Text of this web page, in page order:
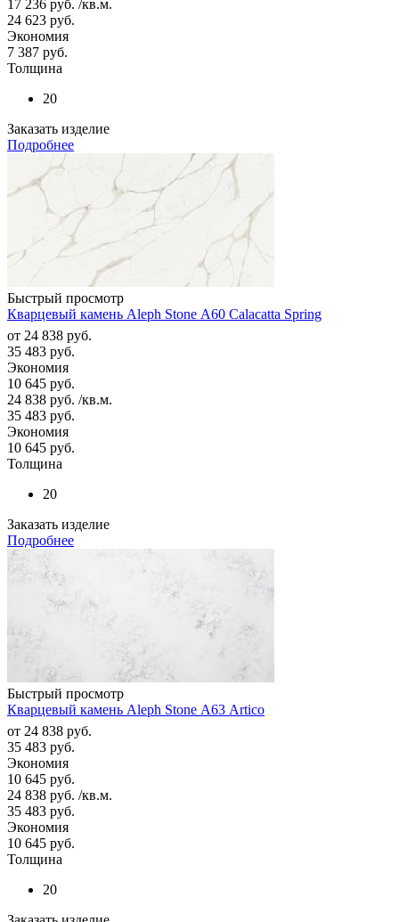
17 236 руб. /кв.м.
24 623 руб.
Экономия
7 387 руб.
Толщина
20
Заказать изделие
Подробнее
Быстрый просмотр
Кварцевый камень Aleph Stone А60 Calacatta Spring
от 24 838 руб.
35 483 руб.
Экономия
10 645 руб.
24 838 руб. /кв.м.
35 483 руб.
Экономия
10 645 руб.
Толщина
20
Заказать изделие
Подробнее
Быстрый просмотр
Кварцевый камень Aleph Stone А63 Artico
от 24 838 руб.
35 483 руб.
Экономия
10 645 руб.
24 838 руб. /кв.м.
35 483 руб.
Экономия
10 645 руб.
Толщина
20